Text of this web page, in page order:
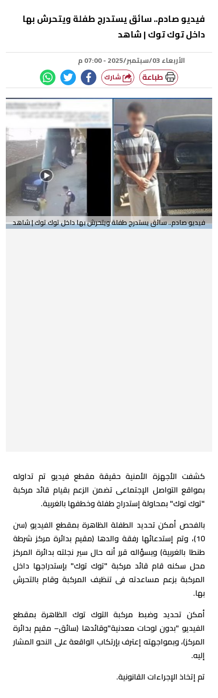
فيديو صادم.. سائق يستدرج طفلة ويتحرش بها
داخل توك توك | شاهد
الأربعاء 03/سبتمبر/2025 - 07:00 م
طباعة
فيديو صادم.. سائق يستدرج طفلة ويتحرش بها داخل توك توك | شاهد
كشفت الأجهزة الأمنية حقيقة مقطع فيديو تم تداوله
بمواقع التواصل الإجتماعى تضمن الزعم بقيام قائد مركبة
"توك توك" بمحاولة إستدراج طفلة وخطفها بالغربية.
بالفحص أمكن تحديد الطفلة الظاهرة بمقطع الفيديو (سن
10)، وتم إستدعائها رفقة والدها (مقيم بدائرة مركز شرطة
طنطا بالغربية) وبسؤاله قرر أنه حال سير نجلته بدائرة المركز
محل سكنه قام قائد مركبة "توك توك" بإستدراجها داخل
المركبة بزعم مساعدته فى تنظيف المركبة وقام بالتحرش
بها.
أمكن تحديد وضبط مركبة التوك توك الظاهرة بمقطع
الفيديو "بدون لوحات معدنية"وقائدها (سائق– مقيم بدائرة
المركز)، وبمواجهته إعترف بإرتكاب الواقعة على النحو المشار
إليه.
تم إتخاذ الإجراءات القانونية.